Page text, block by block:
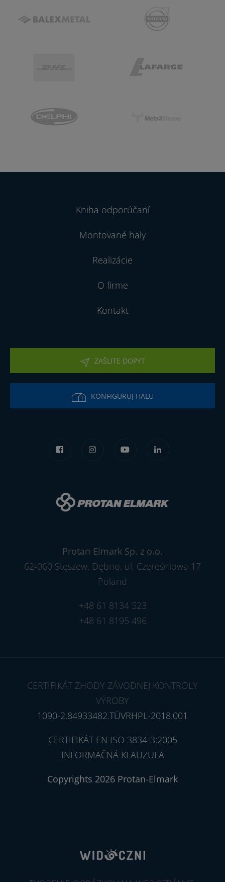
Kniha odporúčaní
Montované haly
Realizácie
O firme
Kontakt
ZAŠLITE DOPYT
KONFIGURUJ HALU
Protan Elmark Sp. z o.o.
62-060 Stęszew, Dębno, ul. Czereśniowa 17
Poland
+48 61 8134 523
+48 61 8195 496
CERTIFIKÁT ZHODY ZÁVODNEJ KONTROLY
VÝROBY
1090-2.84933482.TÜVRHPL-2018.001
CERTIFIKÁT EN ISO 3834-3:2005
INFORMAČNÁ KLAUZULA
Copyrights 2026 Protan-Elmark